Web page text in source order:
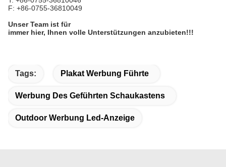
F: +86-0755-36810049
Unser Team ist für
immer hier, Ihnen volle Unterstützungen anzubieten!!!
Tags: Plakat Werbung Führte
Werbung Des Geführten Schaukastens
Outdoor Werbung Led-Anzeige